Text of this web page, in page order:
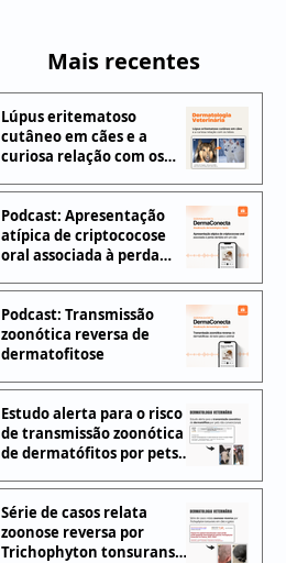
Mais recentes
Lúpus eritematoso
cutâneo em cães e a
curiosa relação com os
Podcast: Apresentação
atípica de criptococose
oral associada à perda
Podcast: Transmissão
zoonótica reversa de
dermatofitose
Estudo alerta para o risco
de transmissão zoonótica
de dermatófitos por pets
Série de casos relata
zoonose reversa por
Trichophyton tonsurans